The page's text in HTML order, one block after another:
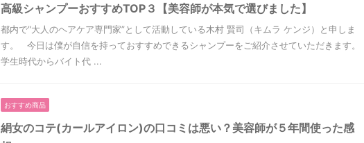
高級シャンプーおすすめTOP３【美容師が本気で選びました】
都内で“大人のヘアケア専門家”として活動している木村 賢司（キムラ ケンジ）と申しま
す。 今日は僕が自信を持っておすすめできるシャンプーをご紹介させていただきます。
学生時代からバイト代 ...
おすすめ商品
絹女のコテ(カールアイロン)の口コミは悪い？美容師が５年間使った感